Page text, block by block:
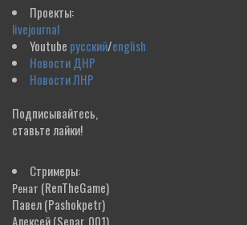
Проекты:
livejournal
Youtube русский/english
Новости ДНР
Новости ЛНР
Подписывайтесь,
ставьте лайки!
Стримеры:
Ренат (RenTheGame)
Павел(Pashokpetr)
Алексей(Separ_001)